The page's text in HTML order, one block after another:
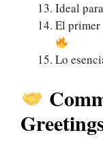
Ideal
El primer
Lo